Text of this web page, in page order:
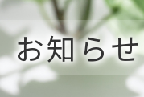
お知らせ